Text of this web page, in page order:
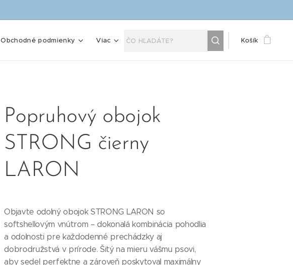
Obchodné podmienky Viac Košík
Popruhový obojok
STRONG čierny
LARON
Objavte odolný obojok STRONG LARON so
softshellovým vnútrom – dokonalá kombinácia pohodlia
a odolnosti pre každodenné prechádzky aj
dobrodružstvá v prírode. Šitý na mieru vášmu psovi,
aby sedel perfektne a zároveň poskytoval maximálny